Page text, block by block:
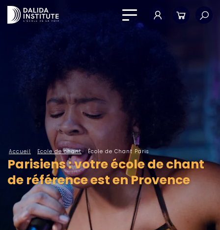
Mon compte Panier
Accueil / Ecole de chant/École de Chant Paris
Parisiens : votre école de chant
de référence est en Provence